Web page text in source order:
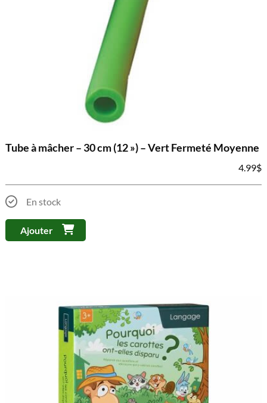
Tube à mâcher – 30 cm (12 ») – Vert Fermeté Moyenne
4.99$
En stock
Ajouter